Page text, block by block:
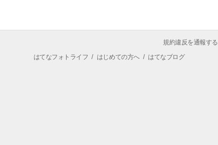
規約違反を通報する
はてなフォトライフ / はじめての方へ/ はてなブログ